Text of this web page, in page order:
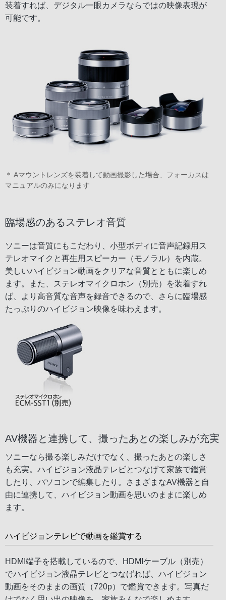
装着すれば、デジタル一眼カメラならではの映像表現が
可能です。
＊ Aマウントレンズを装着して動画撮影した場合、フォーカスは
マニュアルのみになります
臨場感のあるステレオ音質
ソニーは音質にもこだわり、小型ボディに音声記録用ス
テレオマイクと再生用スピーカー（モノラル）を内蔵。
美しいハイビジョン動画をクリアな音質とともに楽しめ
ます。また、ステレオマイクロホン（別売）を装着すれ
ば、より高音質な音声を録音できるので、さらに臨場感
たっぷりのハイビジョン映像を味わえます。
AV機器と連携して、撮ったあとの楽しみが充実
ソニーなら撮る楽しみだけでなく、撮ったあとの楽しさ
も充実。ハイビジョン液晶テレビとつなげて家族で鑑賞
したり、パソコンで編集したり。さまざまなAV機器と自
由に連携して、ハイビジョン動画を思いのままに楽しめ
ます。
ハイビジョンテレビで動画を鑑賞する
HDMI端子を搭載しているので、HDMIケーブル（別売）
でハイビジョン液晶テレビとつなげれば、ハイビジョン
動画をそのままの画質（720p）で鑑賞できます。写真だ